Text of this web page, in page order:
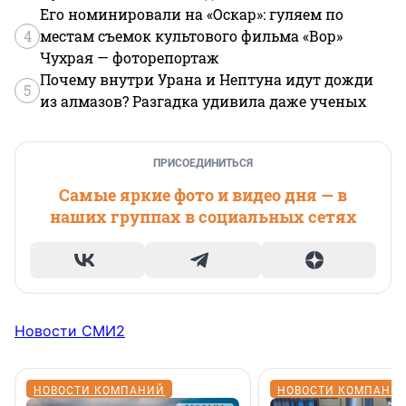
4
Его номинировали на «Оскар»: гуляем по
местам съемок культового фильма «Вор»
Чухрая — фоторепортаж
5
Почему внутри Урана и Нептуна идут дожди
из алмазов? Разгадка удивила даже ученых
ПРИСОЕДИНИТЬСЯ
Самые яркие фото и видео дня — в
наших группах в социальных сетях
Новости СМИ2
НОВОСТИ КОМПАНИЙ НОВОСТИ